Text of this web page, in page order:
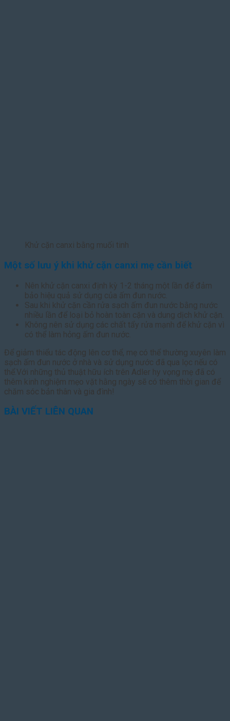
Khử cặn canxi bằng muối tinh
Một số lưu ý khi khử cặn canxi mẹ cần biết
Nên khử cặn canxi định kỳ 1-2 tháng một lần để đảm
bảo hiệu quả sử dụng của ấm đun nước.
Sau khi khử cặn cần rửa sạch ấm đun nước bằng nước
nhiều lần để loại bỏ hoàn toàn cặn và dung dịch khử cặn.
Không nên sử dụng các chất tẩy rửa mạnh để khử cặn vì
có thể làm hỏng ấm đun nước.
Để giảm thiểu tác động lên cơ thể, mẹ có thể thường xuyên làm
sạch ấm đun nước ở nhà và sử dụng nước đã qua lọc nếu có
thể.Với những thủ thuật hữu ích trên Adler hy vọng mẹ đã có
thêm kinh nghiệm mẹo vặt hằng ngày sẽ có thêm thời gian để
chăm sóc bản thân và gia đình!
BÀI VIẾT LIÊN QUAN